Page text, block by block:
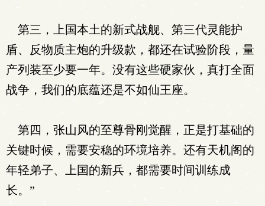
第三，上国本土的新式战舰、第三代灵能护
盾、反物质主炮的升级款，都还在试验阶段，量
产列装至少要一年。没有这些硬家伙，真打全面
战争，我们的底蕴还是不如仙王座。
第四，张山风的至尊骨刚觉醒，正是打基础的
关键时候，需要安稳的环境培养。还有天机阁的
年轻弟子、上国的新兵，都需要时间训练成
长。”